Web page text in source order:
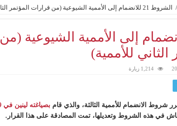
/ الشروط 21 للانضمام إلى الأممية الشيوعية (من قرارات المؤتمر الثاني للأممية)
21 للانضمام إلى الأممية الشيوعية (من
للأممية)
1,214 زيارة
شروط الانضمام للأممية الثالثة، والذي قام بصياغته لينين في 19 شرطا
في هذه الشروط وتعديلها، تمت المصادقة على هذا القرار.